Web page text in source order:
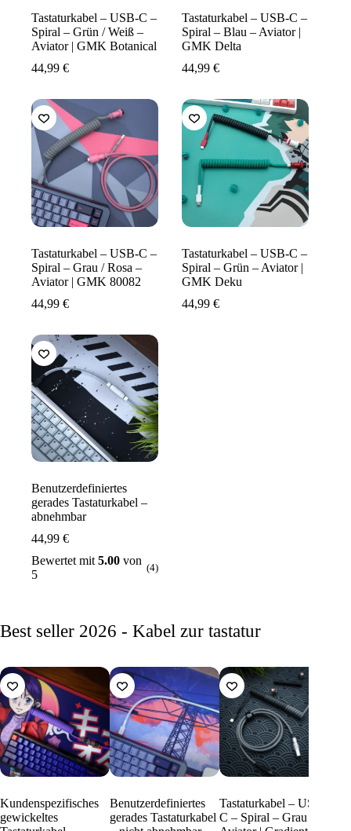
Tastaturkabel – USB-C –
Spiral – Grün / Weiß –
Aviator | GMK Botanical
44,99 €
Tastaturkabel – USB-C –
Spiral – Blau – Aviator |
GMK Delta
44,99€
Tastaturkabel – USB-C –
Spiral – Grau / Rosa –
Aviator | GMK 80082
44,99 €
Tastaturkabel – USB-C –
Spiral – Grün – Aviator |
GMK Deku
44,99€
Benutzerdefiniertes
gerades Tastaturkabel –
abnehmbar
44,99 €
Bewertet mit 5.00 von
5
(4)
Best seller 2026 - Kabel zur tastatur
Kundenspezifisches
gewickeltes
Benutzerdefiniertes
gerades Tastaturkabel
Tastaturkabel – USB-
C – Spiral – Grau –